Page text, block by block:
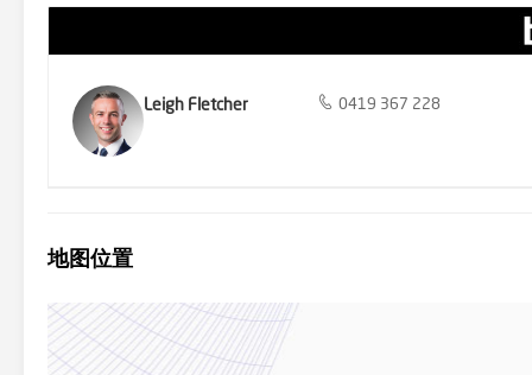
Leigh Fletcher 0419 367 228
地图位置